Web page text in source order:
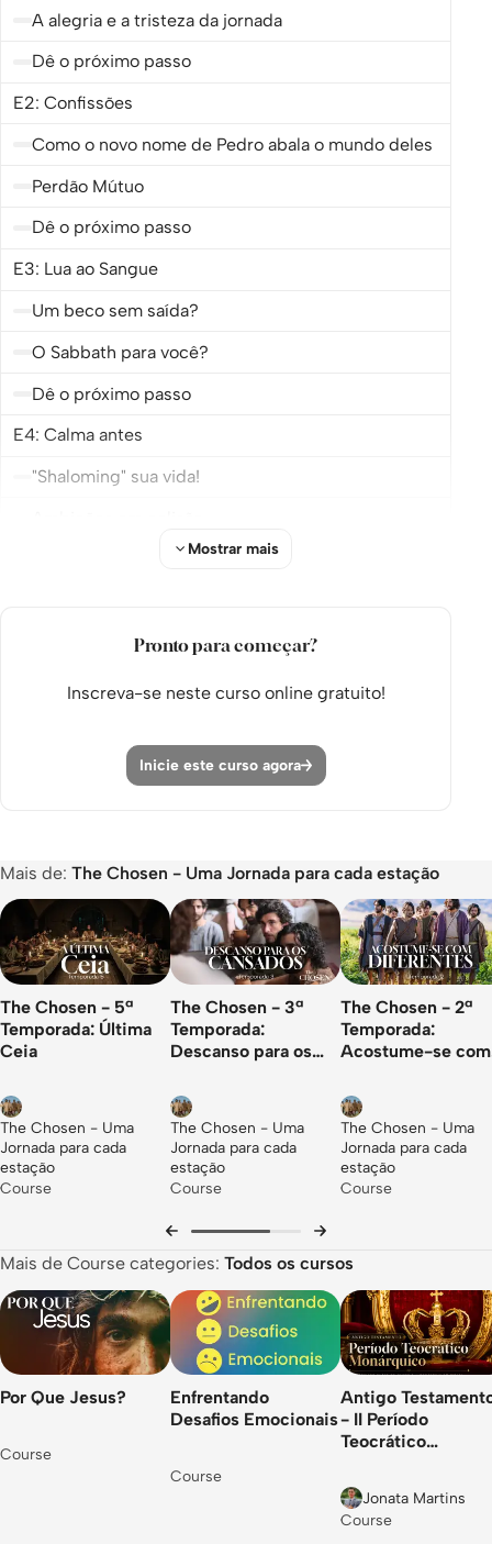
A alegria e a tristeza da jornada
Dê o próximo passo
E2: Confissões
Como o novo nome de Pedro abala o mundo deles
Perdão Mútuo
Dê o próximo passo
E3: Lua ao Sangue
Um beco sem saída?
O Sabbath para você?
Dê o próximo passo
E4: Calma antes
"Shaloming" sua vida!
Dê o próximo passo
O que será necessário para você se sentar?
A Parábola das Posições
nada...
Dê o próximo passo
E7: O Último Sinal
Imaginando enquanto vaga...
Por que Jesus chora?
Dê o próximo passo
E8: Humilde
Dê o próximo passo
Revisão do curso
Mostrar mais
Pronto para começar?
Inscreva-se neste curso online gratuito!
Inicie este curso agora
Mais de: The Chosen - Uma Jornada para cada estação
The Chosen - 5ª
Temporada: Última
Ceia
The Chosen - Uma
Jornada para cada
estação
Course
The Chosen - 3ª
Temporada:
Descanso para os
The Chosen - Uma
Jornada para cada
estação
Course
The Chosen - 2ª
Temporada:
Acostume-se com
The Chosen - Uma
Jornada para cada
estação
Course
Mais de Course categories: Todos os cursos
Por Que Jesus?
Course
Enfrentando
Desafios Emocionais
Course
Antigo
- II Período
Teocrático
do Norte - Reis de
IsraelJonata Martins
Course